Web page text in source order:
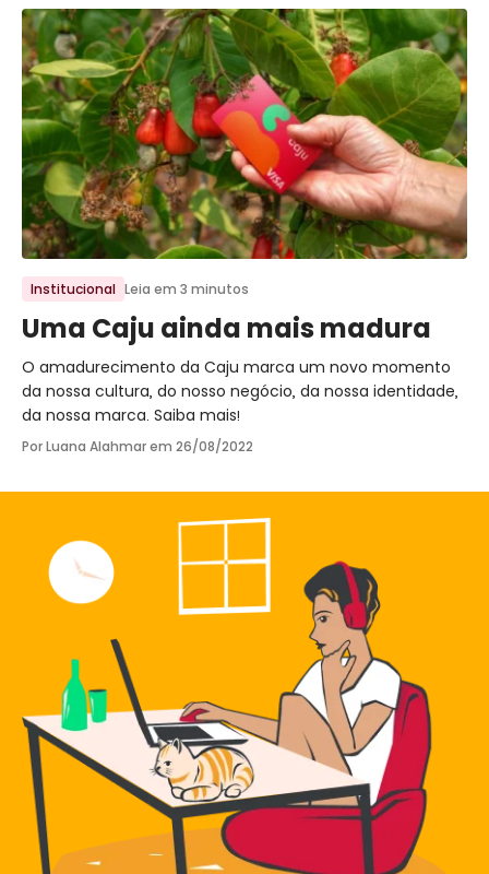
Ir para o post
Institucional Leia em 3 minutos
Uma Caju ainda mais madura
O amadurecimento da Caju marca um novo momento
da nossa cultura, do nosso negócio, da nossa identidade,
da nossa marca. Saiba mais!
Por Luana Alahmar em 26/08/2022